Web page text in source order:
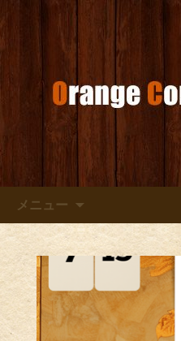
オレンジコン
お店からのお知
メニュー